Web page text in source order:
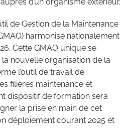
de Gestion de la Maintenance
harmonisé nationalement
Cette GMAO unique se
nouvelle organisation de la
l’outil de travail de
filières maintenance et
dispositif de formation sera
la prise en main de cet
déploiement courant 2025 et